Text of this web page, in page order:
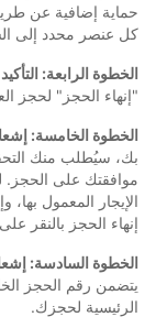
حماية إضافية عن
كل عنصر محدد إلى
الخطوة الرابعة: التأكيد
"إنهاء الحجز" لحجز
الخطوة الخامسة:
بك، سيُطلب منك
موافقتك على الحجز.
الإيجار المعمول
إنهاء الحجز بالنقر
الخطوة السادسة:
يتضمن رقم الحجز
الرئيسية لحجزك.